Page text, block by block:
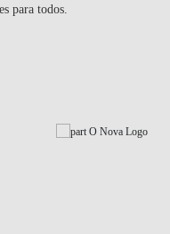
para todos.